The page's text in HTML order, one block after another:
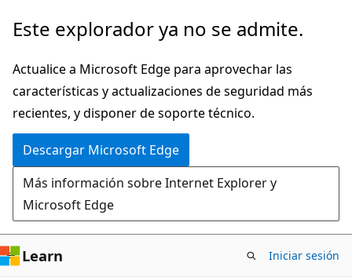
Ir
contenido
principal
Este explorador ya no se admite.
Actualice a Microsoft Edge para aprovechar las
características y actualizaciones de seguridad más
recientes, y disponer de soporte técnico.
Descargar Microsoft Edge
Más información sobre Internet Explorer y
Microsoft Edge
Learn Iniciar sesión